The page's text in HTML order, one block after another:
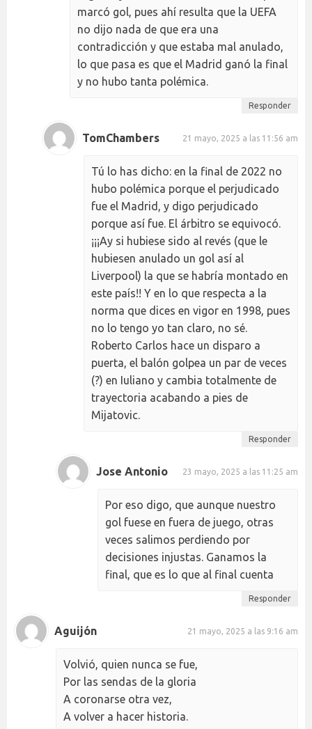
marcó gol, pues ahí resulta que la UEFA
no dijo nada de que era una
contradicción y que estaba mal anulado,
lo que pasa es que el Madrid ganó la final
y no hubo tanta polémica.
Responder
TomChambers 21 mayo, 2025 a las 11:56 am
Tú lo has dicho: en la final de 2022 no
hubo polémica porque el perjudicado
fue el Madrid, y digo perjudicado
porque así fue. El árbitro se equivocó.
¡¡¡Ay si hubiese sido al revés (que le
hubiesen anulado un gol así al
Liverpool) la que se habría montado en
este país!! Y en lo que respecta a la
norma que dices en vigor en 1998, pues
no lo tengo yo tan claro, no sé.
Roberto Carlos hace un disparo a
puerta, el balón golpea un par de veces
(?) en Iuliano y cambia totalmente de
trayectoria acabando a pies de
Mijatovic.
Responder
Jose Antonio 23 mayo, 2025 a las 11:25 am
Por eso digo, que aunque nuestro
gol fuese en fuera de juego, otras
veces salimos perdiendo por
decisiones injustas. Ganamos la
final, que es lo que al final cuenta
Responder
Aguijón 21 mayo, 2025 a las 9:16 am
Volvió, quien nunca se fue,
Por las sendas de la gloria
A coronarse otra vez,
A volver a hacer historia.